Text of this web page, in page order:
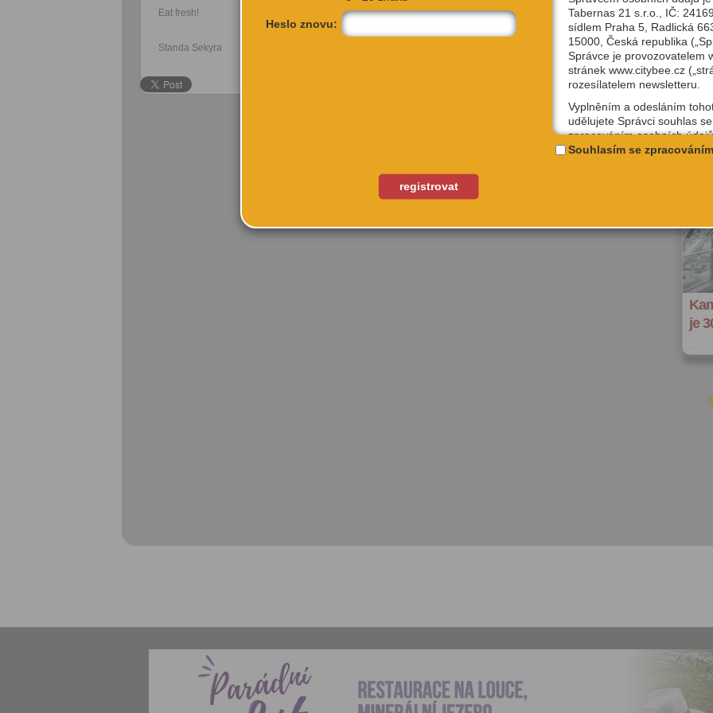
Eat fresh!
Standa Sekyra
je
Heslo znovu:
registrovat
Tabernas 21 s.r.o., IČ:
sídlem Praha 5, Radlická
15000, Česká republika
Správce je provozovatelem
stránek www.citybee.cz
rozesílatelem newsletteru.
Vyplněním a odesláním
udělujete Správci souhlas se
zpracováním osobních
uživatelské jméno, email, IP
na webu www.citybee.cz.
Registrace uživatelského
Zaškrtnutím políčka „Chci
jako uživatel“ nebo „Chci
své firmě“ udělujete souhlas
zpracováním osobních
vytvoření Vašeho
nezbytného pro přihlášení
dobu existence
jeho odstranění, nebo do
účel.
Vyplněním a odesláním
formuláře potvrzujete, že
Souhlasím se